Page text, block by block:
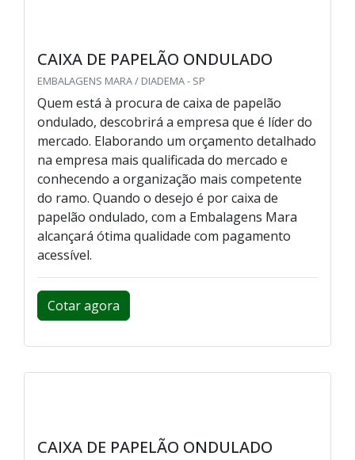
CAIXA DE PAPELÃO ONDULADO
EMBALAGENS MARA / DIADEMA - SP
Quem está à procura de caixa de papelão
ondulado, descobrirá a empresa que é líder do
mercado. Elaborando um orçamento detalhado
na empresa mais qualificada do mercado e
conhecendo a organização mais competente
do ramo. Quando o desejo é por caixa de
papelão ondulado, com a Embalagens Mara
alcançará ótima qualidade com pagamento
acessível.
Cotar agora
CAIXA DE PAPELÃO ONDULADO